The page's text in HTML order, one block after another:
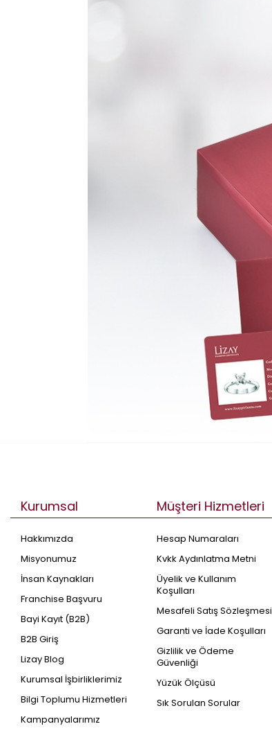
Kurumsal
Hakkımızda
Misyonumuz
İnsan Kaynakları
Franchise Başvuru
Bayi Kayıt (B2B)
B2B Giriş
Lizay Blog
Kurumsal İşbirliklerimiz
Bilgi Toplumu Hizmetleri
Kampanyalarımız
Müşteri Hizmetleri
Hesap Numaraları
Kvkk Aydınlatma Metni
Üyelik ve Kullanım
Koşulları
Mesafeli Satış Sözleşmesi
Garanti ve İade Koşulları
Gizlilik ve Ödeme
Güvenliği
Yüzük Ölçüsü
Sık Sorulan Sorular